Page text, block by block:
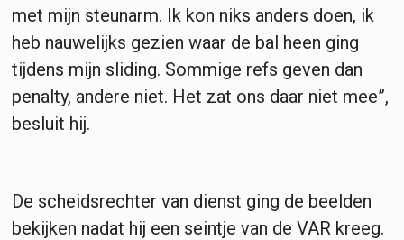
met mijn steunarm. Ik kon niks anders doen, ik
heb nauwelijks gezien waar de bal heen ging
tijdens mijn sliding. Sommige refs geven dan
penalty, andere niet. Het zat ons daar niet mee”,
besluit hij.
De scheidsrechter van dienst ging de beelden
bekijken nadat hij een seintje van de VAR kreeg.